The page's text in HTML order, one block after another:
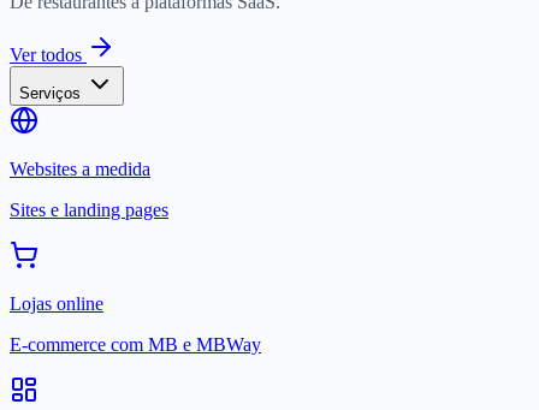
Ver todos
Serviços
Websites a medida
Sites e landing pages
Lojas online
E-commerce com MB e MBWay